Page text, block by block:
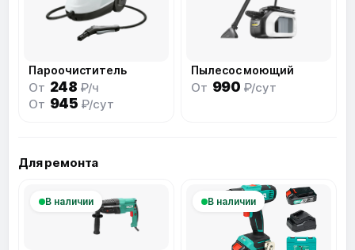
Пароочиститель
От 248 ₽/ч
От 945 ₽/сут
Пылесос моющий
От 990 ₽/сут
Для ремонта
В наличии В наличии